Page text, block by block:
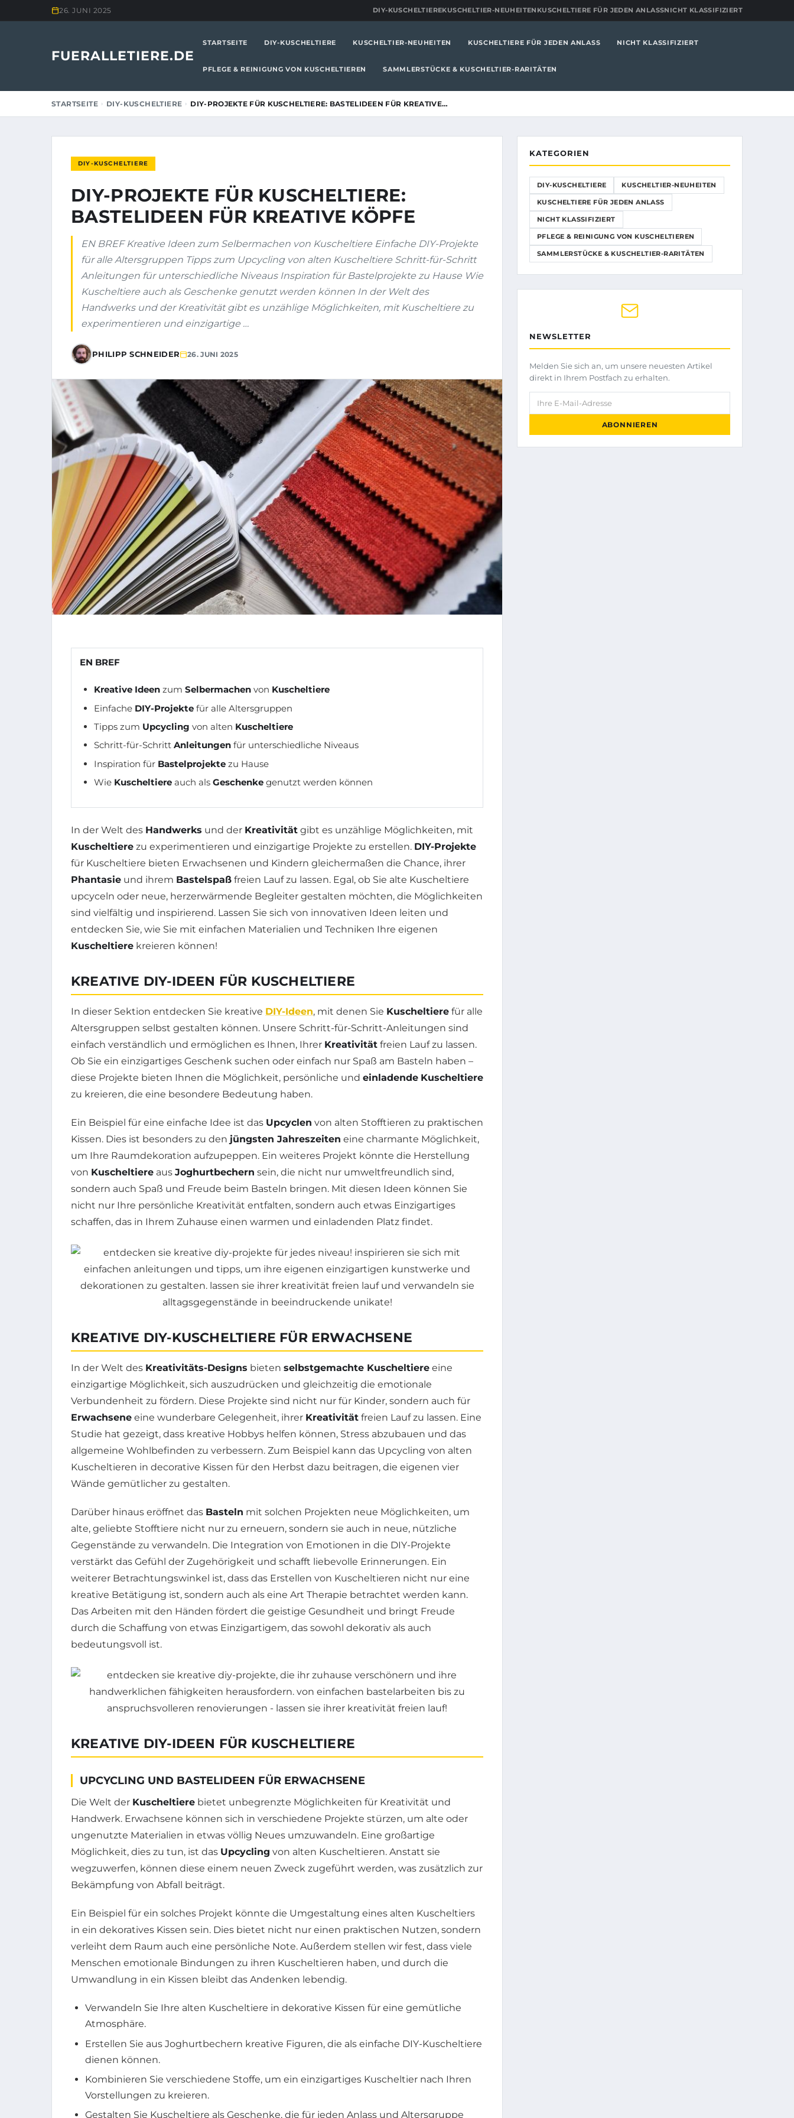
26. JUNI 2025 DIY-KUSCHELTIEREKUSCHELTIER-NEUHEITEN KUSCHELTIERE FÜR JEDEN ANLASSNICHT KLASSIFIZIERT
FUERALLETIERE.DE
STARTSEITE DIY-KUSCHELTIERE KUSCHELTIER-NEUHEITEN KUSCHELTIERE FÜR JEDEN ANLASS NICHT KLASSIFIZIERT
PFLEGE & REINIGUNG VON KUSCHELTIEREN SAMMLERSTÜCKE & KUSCHELTIER-RARITÄTEN
STARTSEITE DIY-KUSCHELTIERE DIY-PROJEKTE FÜR KUSCHELTIERE: BASTELIDEEN FÜR KREATIVE…
DIY-KUSCHELTIERE
DIY-PROJEKTE FÜR KUSCHELTIERE:
BASTELIDEEN FÜR KREATIVE KÖPFE
EN BREF Kreative Ideen zum Selbermachen von Kuscheltiere Einfache DIY-Projekte
für alle Altersgruppen Tipps zum Upcycling von alten Kuscheltiere Schritt-für-Schritt
Anleitungen für unterschiedliche Niveaus Inspiration für Bastelprojekte zu Hause Wie
Kuscheltiere auch als Geschenke genutzt werden können In der Welt des
Handwerks und der Kreativität gibt es unzählige Möglichkeiten, mit Kuscheltiere zu
experimentieren und einzigartige …
PHILIPP SCHNEIDER 26. JUNI 2025
EN BREF
Kreative Ideen zum Selbermachen von Kuscheltiere
Einfache DIY-Projekte für alle Altersgruppen
Tipps zum Upcycling von alten Kuscheltiere
Schritt-für-Schritt Anleitungen für unterschiedliche Niveaus
Inspiration für Bastelprojekte zu Hause
Wie Kuscheltiere auch als Geschenke genutzt werden können
In der Welt des Handwerks und der Kreativität gibt es unzählige Möglichkeiten, mit
Kuscheltiere zu experimentieren und einzigartige Projekte zu erstellen. DIY-Projekte
für Kuscheltiere bieten Erwachsenen und Kindern gleichermaßen die Chance, ihrer
Phantasie und ihrem Bastelspaß freien Lauf zu lassen. Egal, ob Sie alte Kuscheltiere
upcyceln oder neue, herzerwärmende Begleiter gestalten möchten, die Möglichkeiten
sind vielfältig und inspirierend. Lassen Sie sich von innovativen Ideen leiten und
entdecken Sie, wie Sie mit einfachen Materialien und Techniken Ihre eigenen
Kuscheltiere kreieren können!
KREATIVE DIY-IDEEN FÜR KUSCHELTIERE
In dieser Sektion entdecken Sie kreative DIY-Ideen, mit denen Sie Kuscheltiere für alle
Altersgruppen selbst gestalten können. Unsere Schritt-für-Schritt-Anleitungen sind
einfach verständlich und ermöglichen es Ihnen, Ihrer Kreativität freien Lauf zu lassen.
Ob Sie ein einzigartiges Geschenk suchen oder einfach nur Spaß am Basteln haben –
diese Projekte bieten Ihnen die Möglichkeit, persönliche und einladende Kuscheltiere
zu kreieren, die eine besondere Bedeutung haben.
Ein Beispiel für eine einfache Idee ist das Upcyclen von alten Stofftieren zu praktischen
Kissen. Dies ist besonders zu den jüngsten Jahreszeiten eine charmante Möglichkeit,
um Ihre Raumdekoration aufzupeppen. Ein weiteres Projekt könnte die Herstellung
von Kuscheltiere aus Joghurtbechern sein, die nicht nur umweltfreundlich sind,
sondern auch Spaß und Freude beim Basteln bringen. Mit diesen Ideen können Sie
nicht nur Ihre persönliche Kreativität entfalten, sondern auch etwas Einzigartiges
schaffen, das in Ihrem Zuhause einen warmen und einladenden Platz findet.
KREATIVE DIY-KUSCHELTIERE FÜR ERWACHSENE
In der Welt des Kreativitäts-Designs bieten selbstgemachte Kuscheltiere eine
einzigartige Möglichkeit, sich auszudrücken und gleichzeitig die emotionale
Verbundenheit zu fördern. Diese Projekte sind nicht nur für Kinder, sondern auch für
Erwachsene eine wunderbare Gelegenheit, ihrer Kreativität freien Lauf zu lassen. Eine
Studie hat gezeigt, dass kreative Hobbys helfen können, Stress abzubauen und das
allgemeine Wohlbefinden zu verbessern. Zum Beispiel kann das Upcycling von alten
Kuscheltieren in decorative Kissen für den Herbst dazu beitragen, die eigenen vier
Wände gemütlicher zu gestalten.
Darüber hinaus eröffnet das Basteln mit solchen Projekten neue Möglichkeiten, um
alte, geliebte Stofftiere nicht nur zu erneuern, sondern sie auch in neue, nützliche
Gegenstände zu verwandeln. Die Integration von Emotionen in die DIY-Projekte
verstärkt das Gefühl der Zugehörigkeit und schafft liebevolle Erinnerungen. Ein
weiterer Betrachtungswinkel ist, dass das Erstellen von Kuscheltieren nicht nur eine
kreative Betätigung ist, sondern auch als eine Art Therapie betrachtet werden kann.
Das Arbeiten mit den Händen fördert die geistige Gesundheit und bringt Freude
durch die Schaffung von etwas Einzigartigem, das sowohl dekorativ als auch
bedeutungsvoll ist.
KREATIVE DIY-IDEEN FÜR KUSCHELTIERE
UPCYCLING UND BASTELIDEEN FÜR ERWACHSENE
Die Welt der Kuscheltiere bietet unbegrenzte Möglichkeiten für Kreativität und
Handwerk. Erwachsene können sich in verschiedene Projekte stürzen, um alte oder
ungenutzte Materialien in etwas völlig Neues umzuwandeln. Eine großartige
Möglichkeit, dies zu tun, ist das Upcycling von alten Kuscheltieren. Anstatt sie
wegzuwerfen, können diese einem neuen Zweck zugeführt werden, was zusätzlich zur
Bekämpfung von Abfall beiträgt.
Ein Beispiel für ein solches Projekt könnte die Umgestaltung eines alten Kuscheltiers
in ein dekoratives Kissen sein. Dies bietet nicht nur einen praktischen Nutzen, sondern
verleiht dem Raum auch eine persönliche Note. Außerdem stellen wir fest, dass viele
Menschen emotionale Bindungen zu ihren Kuscheltieren haben, und durch die
Umwandlung in ein Kissen bleibt das Andenken lebendig.
Verwandeln Sie Ihre alten Kuscheltiere in dekorative Kissen für eine gemütliche
Atmosphäre.
Erstellen Sie aus Joghurtbechern kreative Figuren, die als einfache DIY-Kuscheltiere
dienen können.
Kombinieren Sie verschiedene Stoffe, um ein einzigartiges Kuscheltier nach Ihren
Vorstellungen zu kreieren.
Gestalten Sie Kuscheltiere als Geschenke, die für jeden Anlass und Altersgruppe
KATEGORIEN
DIY-KUSCHELTIERE KUSCHELTIER-NEUHEITEN
KUSCHELTIERE FÜR JEDEN ANLASS
NICHT KLASSIFIZIERT
PFLEGE & REINIGUNG VON KUSCHELTIEREN
SAMMLERSTÜCKE & KUSCHELTIER-RARITÄTEN
NEWSLETTER
Melden Sie sich an, um unsere neuesten Artikel
direkt in Ihrem Postfach zu erhalten.
Ihre E-Mail-Adresse
ABONNIEREN